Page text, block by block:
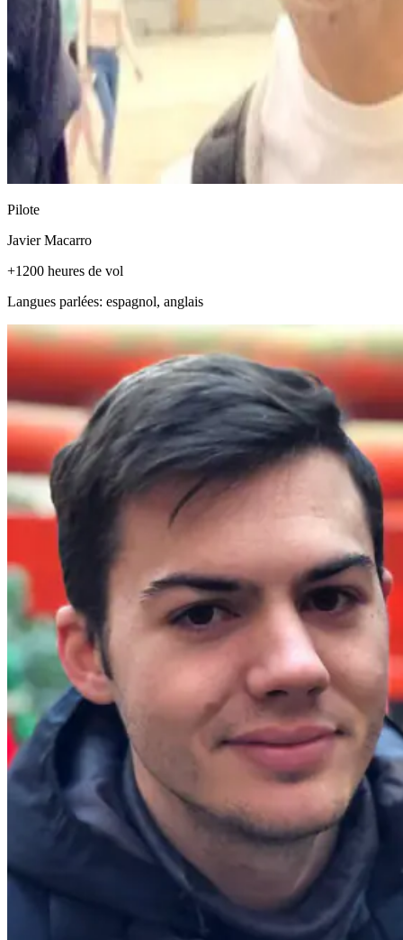
Pilote
Javier Macarro
+1200 heures de vol
Langues parlées: espagnol, anglais